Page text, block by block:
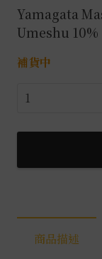
Yamagata
Umeshu 10%
補貨中
山
正
濃
酒
1.8L商品描述